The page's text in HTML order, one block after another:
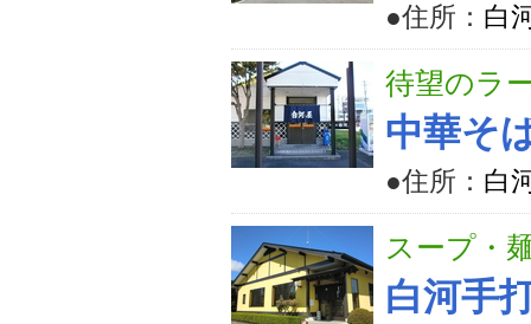
●住所： 白
待望のラ
中華そ
●住所： 白
スープ・
白河手